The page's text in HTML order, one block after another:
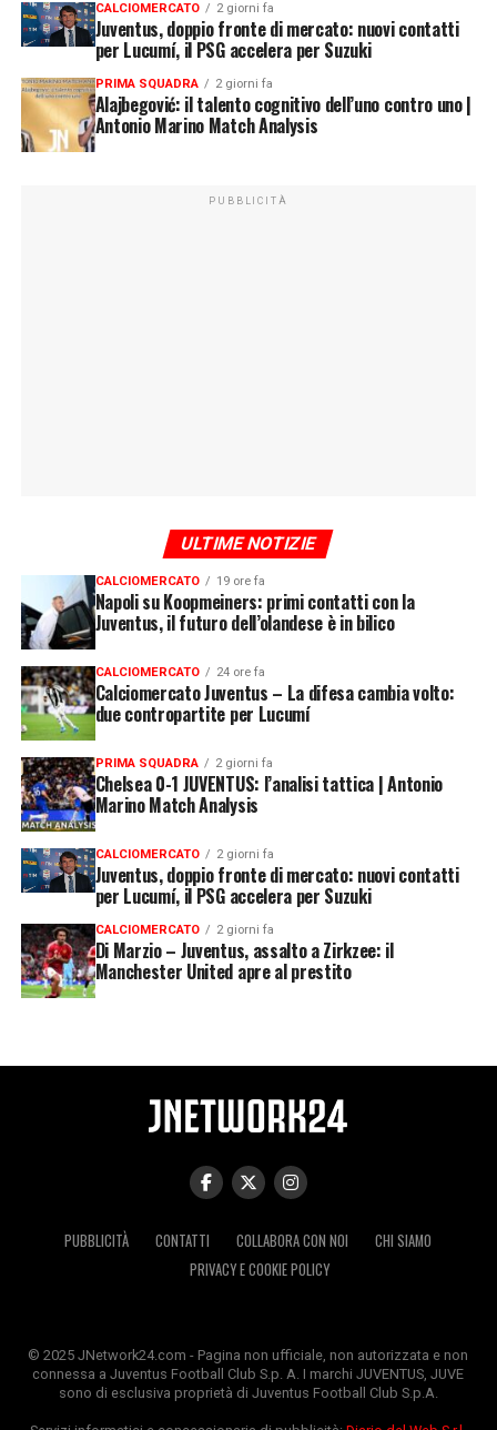
CALCIOMERCATO 2 giorni fa
Juventus, doppio fronte di mercato: nuovi contatti
per Lucumí, il PSG accelera per Suzuki
PRIMA SQUADRA 2 giorni fa
Alajbegović: il talento cognitivo dell’uno contro uno |
Antonio Marino Match Analysis
PUBBLICITÀ
ULTIME NOTIZIE
CALCIOMERCATO 19 ore fa
Napoli su Koopmeiners: primi contatti con la
Juventus, il futuro dell’olandese è in bilico
CALCIOMERCATO 24 ore fa
Calciomercato Juventus – La difesa cambia volto:
due contropartite per Lucumí
PRIMA SQUADRA 2 giorni fa
Chelsea 0-1 JUVENTUS: l’analisi tattica | Antonio
Marino Match Analysis
CALCIOMERCATO 2 giorni fa
Juventus, doppio fronte di mercato: nuovi contatti
per Lucumí, il PSG accelera per Suzuki
CALCIOMERCATO 2 giorni fa
Di Marzio – Juventus, assalto a Zirkzee: il
Manchester United apre al prestito
PUBBLICITÀ CONTATTI COLLABORA CON NOI
CHI SIAMO
PRIVACY E COOKIE POLICY
© 2025 JNetwork24.com - Pagina non ufficiale, non autorizzata e non
connessa a Juventus Football Club S.p. A. I marchi JUVENTUS, JUVE
sono di esclusiva proprietà di Juventus Football Club S.p.A.